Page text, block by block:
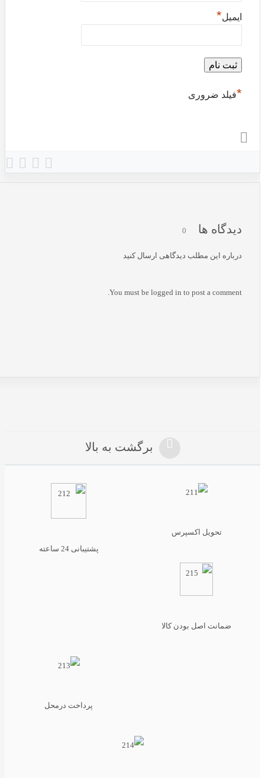
ایمیل*
*فیلد ضروری
دیدگاه ها 0
درباره این مطلب دیدگاهی ارسال کنید
You must be logged in to post a comment.
برگشت به بالا
پشتیبانی 24 ساعته
تحویل اکسپرس
ضمانت اصل بودن کالا
پرداخت درمحل